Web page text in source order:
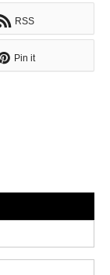
RSS
Pin it